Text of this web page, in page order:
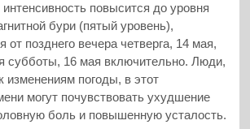
повысится до уровня
бури (пятый уровень),
позднего вечера четверга, 14 мая,
субботы, 16 мая включительно. Люди,
изменениям погоды, в этот
могут почувствовать ухудшение
боль и повышенную усталость.